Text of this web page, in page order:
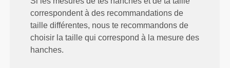
correspondent à des recommandations de
taille différentes, nous te recommandons de
choisir la taille qui correspond à la mesure des
hanches.